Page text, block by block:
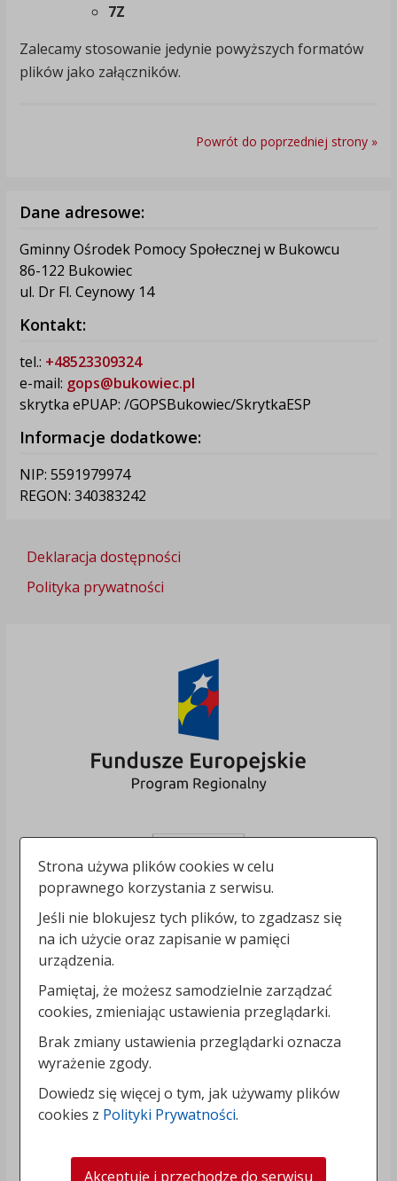
7Z
Zalecamy stosowanie jedynie powyższych formatów
plików jako załączników.
Powrót do poprzedniej strony »
Dane adresowe:
Gminny Ośrodek Pomocy Społecznej w Bukowcu
86-122 Bukowiec
ul. Dr Fl. Ceynowy 14
Kontakt:
tel.: +48523309324
e-mail: gops@bukowiec.pl
skrytka ePUAP: /GOPSBukowiec/SkrytkaESP
Informacje dodatkowe:
NIP: 5591979974
REGON: 340383242
Deklaracja dostępności
Polityka prywatności
Strona używa plików cookies w celu
poprawnego korzystania z serwisu.
Jeśli nie blokujesz tych plików, to zgadzasz się
na ich użycie oraz zapisanie w pamięci
urządzenia.
Pamiętaj, że możesz samodzielnie zarządzać
cookies, zmieniając ustawienia przeglądarki.
Brak zmiany ustawienia przeglądarki oznacza
wyrażenie zgody.
Dowiedz się więcej o tym, jak używamy plików
cookies z Polityki Prywatności.
Akceptuję i przechodzę do serwisu